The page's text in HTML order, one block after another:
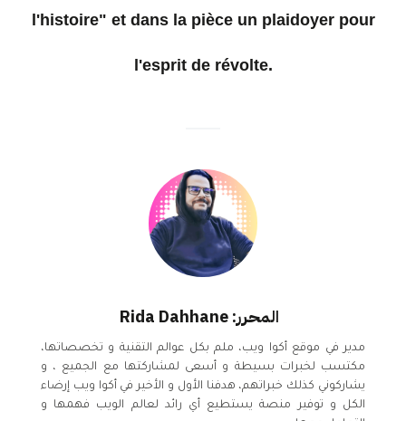
l'histoire" et dans la pièce un plaidoyer pour
l'esprit de révolte.
المحرر: Rida Dahhane
مدير في موقع أكوا ويب، ملم بكل عوالم التقنية و تخصصاتها،
مكتسب لخبرات بسيطة و أسعى لمشاركتها مع الجميع ، و
يشاركوني كذلك خبراتهم، هدفنا الأول و الأخير في أكوا ويب إرضاء
الكل و توفير منصة يستطيع أي رائد لعالم الويب فهمها و